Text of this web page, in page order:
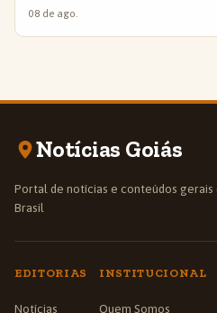
08 de ago.
Notícias Goiás
Portal de notícias e conteúdos gerais
Brasil
EDITORIAS
Notícias
INSTITUCIONAL
Quem Somos